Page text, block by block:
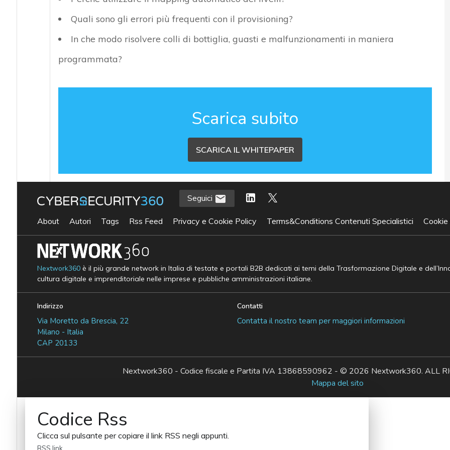
Quali sono gli errori più frequenti con il provisioning?
In che modo risolvere colli di bottiglia, guasti e malfunzionamenti in maniera
programmata?
Scarica subito
SCARICA IL WHITEPAPER
Seguici
About Autori Tags Rss Feed Privacy e Cookie Policy Terms&Conditions Contenuti Specialistici
Nextwork360è il più grande network in Italia di testate e portali B2B dedicati ai temi della Trasformazione Digitale e
cultura digitale e imprenditoriale nelle imprese e pubbliche amministrazioni italiane.
Indirizzo
Via Moretto da Brescia, 22
Milano - Italia
CAP 20133
Contatti
Contatta il nostro team per maggiori informazioni
Nextwork360 - Codice fiscale e Partita IVA 13868590962 - © 2026 Nextwork360. ALL
Mappa del sito
Codice Rss
Clicca sul pulsante per copiare il link RSS negli appunti.
RSS link